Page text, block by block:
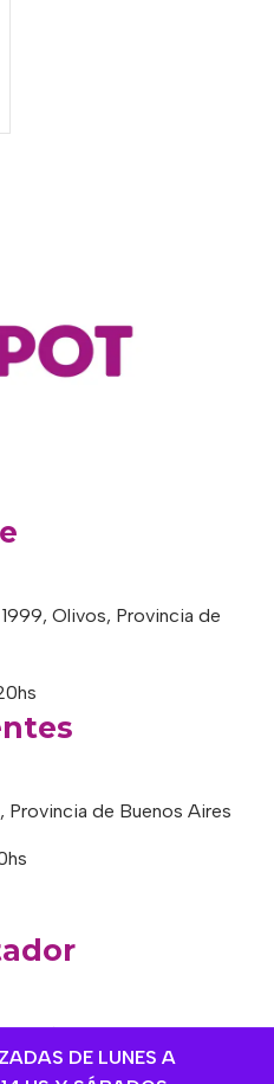
DE LUNES A
Olivos, Provincia de
de Buenos Aires
López, Provincia de